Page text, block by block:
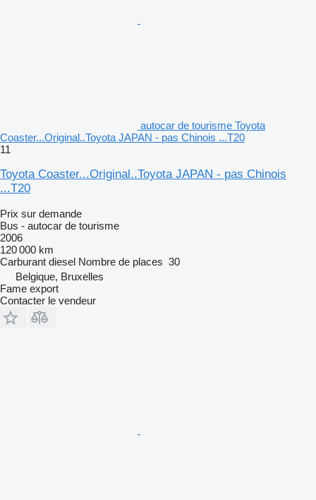
autocar de tourisme Toyota
Coaster...Original..Toyota JAPAN - pas Chinois ...T20
11
Toyota Coaster...Original..Toyota JAPAN - pas Chinois
...T20
Prix sur demande
Bus - autocar de tourisme
2006
120 000 km
Carburant diesel Nombre de places 30
Belgique, Bruxelles
Fame export
Contacter le vendeur